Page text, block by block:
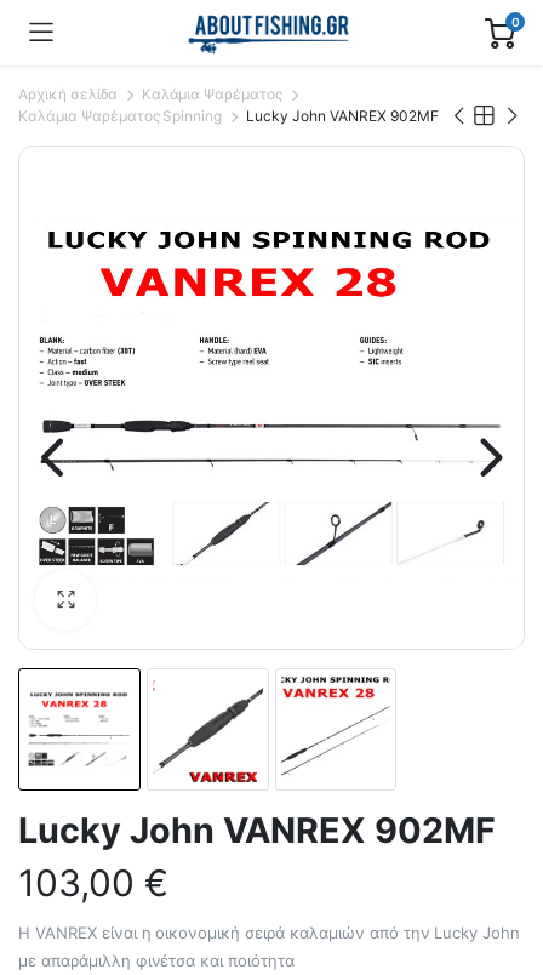
0
Αρχική σελίδα
Καλάμια Ψαρέματος
Καλάμια Ψαρέματος Spinning
Lucky John VANREX 902MF
Lucky John VANREX 902MF
103,00 €
Η VANREX είναι η οικονομική σειρά καλαμιών από την Lucky John
με απαράμιλλη φινέτσα και ποιότητα